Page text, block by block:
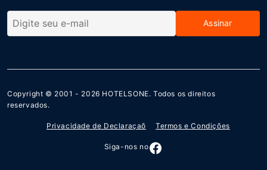
Assinar
Copyright © 2001 - 2026 HOTELSONE. Todos os direitos
reservados.
Privacidade de Declaraçaõ Termos e Condições
Siga-nos no